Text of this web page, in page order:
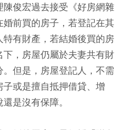
俊宏過去接受《好房網雜
婚前買的房子，若登記在其
有財產，若結婚後買的房
，房屋仍屬於夫妻共有財
但是，房屋登記人，不需
或是擅自抵押借貸、增
是沒有保障。